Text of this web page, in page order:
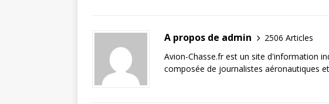
A propos de admin
2506 Articles
Avion-Chasse.fr est un site d'information
composée de journalistes aéronautiques